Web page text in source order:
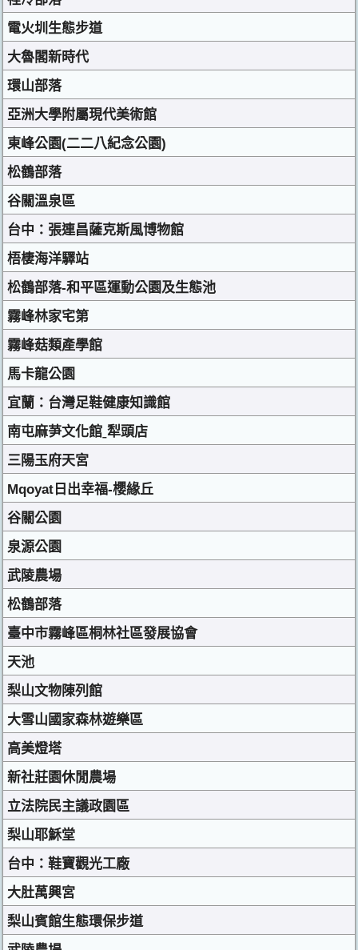
電火圳生態步道
大魯閣新時代
環山部落
亞洲大學附屬現代美術館
東峰公園(二二八紀念公園)
松鶴部落
谷關溫泉區
台中：張連昌薩克斯風博物館
梧棲海洋驛站
松鶴部落-和平區運動公園及生態池
霧峰林家宅第
霧峰菇類產學館
馬卡龍公園
宜蘭：台灣足鞋健康知識館
南屯麻芛文化館ˍ犁頭店
三陽玉府天宮
Mqoyat日出幸福-櫻緣丘
谷關公園
泉源公園
武陵農場
松鶴部落
臺中市霧峰區桐林社區發展協會
天池
梨山文物陳列館
大雪山國家森林遊樂區
高美燈塔
新社莊園休閒農場
立法院民主議政園區
梨山耶穌堂
台中：鞋寶觀光工廠
大肚萬興宮
梨山賓館生態環保步道